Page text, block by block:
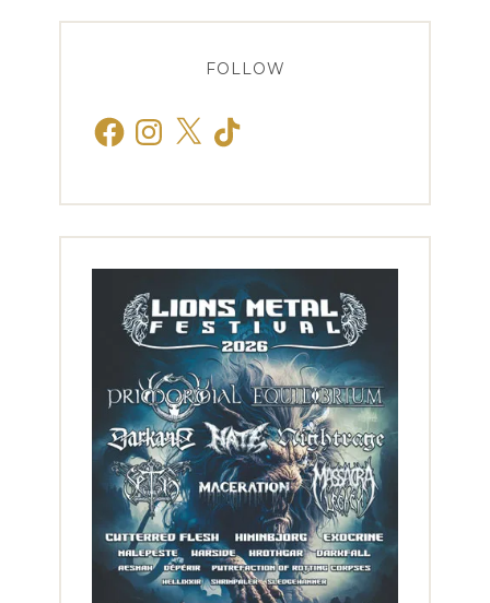
FOLLOW
FacebookInstagram
X TikTok